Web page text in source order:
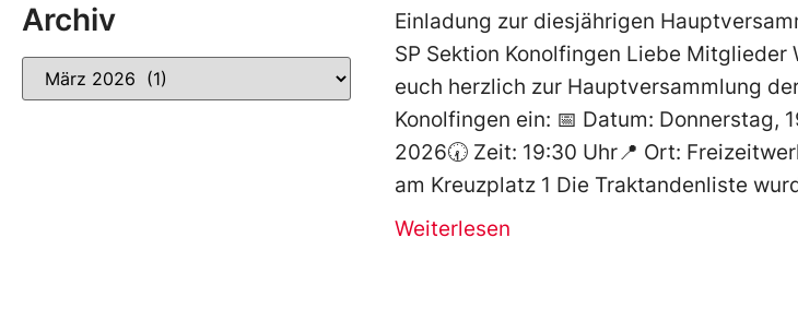
Archiv
Einladung zur diesjährigen
SP Sektion Konolfingen Liebe Mitglieder
euch herzlich zur Hauptversammlung
Konolfingen ein: 📅 Datum: Donnerstag,
2026🕢 Zeit: 19:30 Uhr📍 Ort:
am Kreuzplatz 1 Die Traktandenliste
Weiterlesen